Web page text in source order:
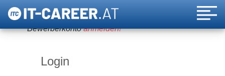
Um diese Funktion nutzen zu können, bitte ein
Bewerberkontoanmelden!
Login